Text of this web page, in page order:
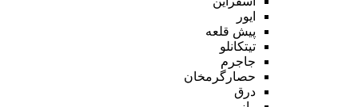
ایور
پیش قلعه
تیتکانلو
جاجرم
حصارگرمخان
درق